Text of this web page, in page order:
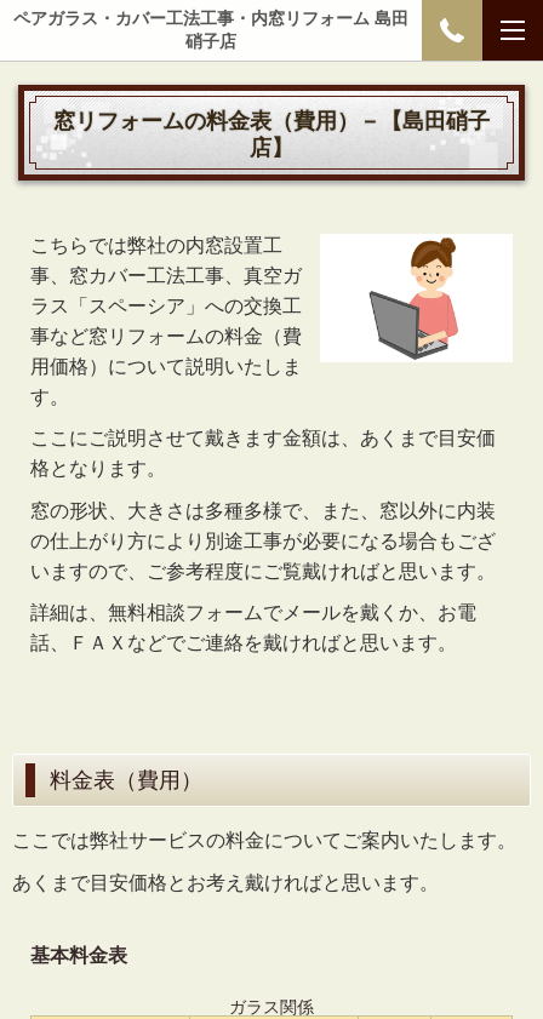
ペアガラス・カバー工法工事・内窓リフォーム 島田
硝子店
窓リフォームの料金表（費用）－【島田硝子
店】
こちらでは弊社の内窓設置工
事、窓カバー工法工事、真空ガ
ラス「スペーシア」への交換工
事など窓リフォームの料金（費
用価格）について説明いたしま
す。
ここにご説明させて戴きます金額は、あくまで目安価
格となります。
窓の形状、大きさは多種多様で、また、窓以外に内装
の仕上がり方により別途工事が必要になる場合もござ
いますので、ご参考程度にご覧戴ければと思います。
詳細は、無料相談フォームでメールを戴くか、お電
話、ＦＡＸなどでご連絡を戴ければと思います。
料金表（費用）
ここでは弊社サービスの料金についてご案内いたします。
あくまで目安価格とお考え戴ければと思います。
基本料金表
ガラス関係